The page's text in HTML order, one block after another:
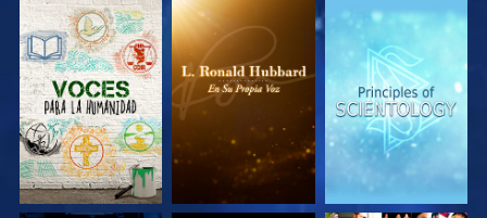
EXPLORA LAS
SERIES
EXPLORA LAS
SERIES
EXPLORA LAS
SERIES